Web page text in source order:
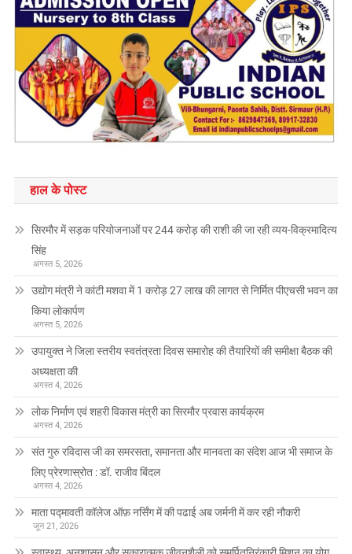
हाल के पोस्ट
सिरमौर में सड़क परियोजनाओं पर 244 करोड़ की राशी की जा रही व्यय-विक्रमादित्य
सिंह
अगस्त 5, 2026
उद्योग मंत्री ने कांटी मशवा में 1 करोड़ 27 लाख की लागत से निर्मित पीएचसी भवन का
किया लोकार्पण
अगस्त 5, 2026
उपायुक्त ने जिला स्तरीय स्वतंत्रता दिवस समारोह की तैयारियों की समीक्षा बैठक की
अध्यक्षता की
अगस्त 4, 2026
लोक निर्माण एवं शहरी विकास मंत्री का सिरमौर प्रवास कार्यक्रम
अगस्त 4, 2026
संत गुरु रविदास जी का समरसता, समानता और मानवता का संदेश आज भी समाज के
लिए प्रेरणास्रोत : डॉ. राजीव बिंदल
अगस्त 4, 2026
माता पद्मावती कॉलेज ऑफ़ नर्सिंग में की पढाई अब जर्मनी में कर रही नौकरी
जून 21, 2026